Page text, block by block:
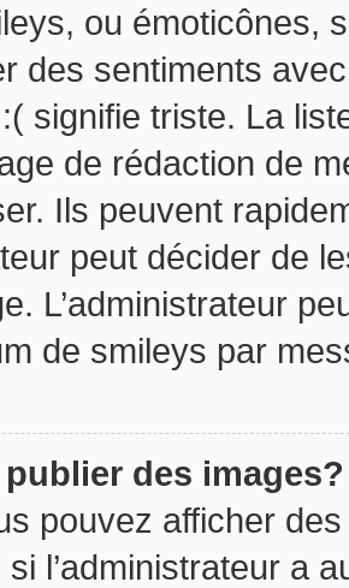
ou émoticônes,
des sentiments
signifie triste. La
de rédaction de
Ils peuvent
peut décider de
L’administrateur
de smileys par
des images?
pouvez afficher
si l’administrateur a